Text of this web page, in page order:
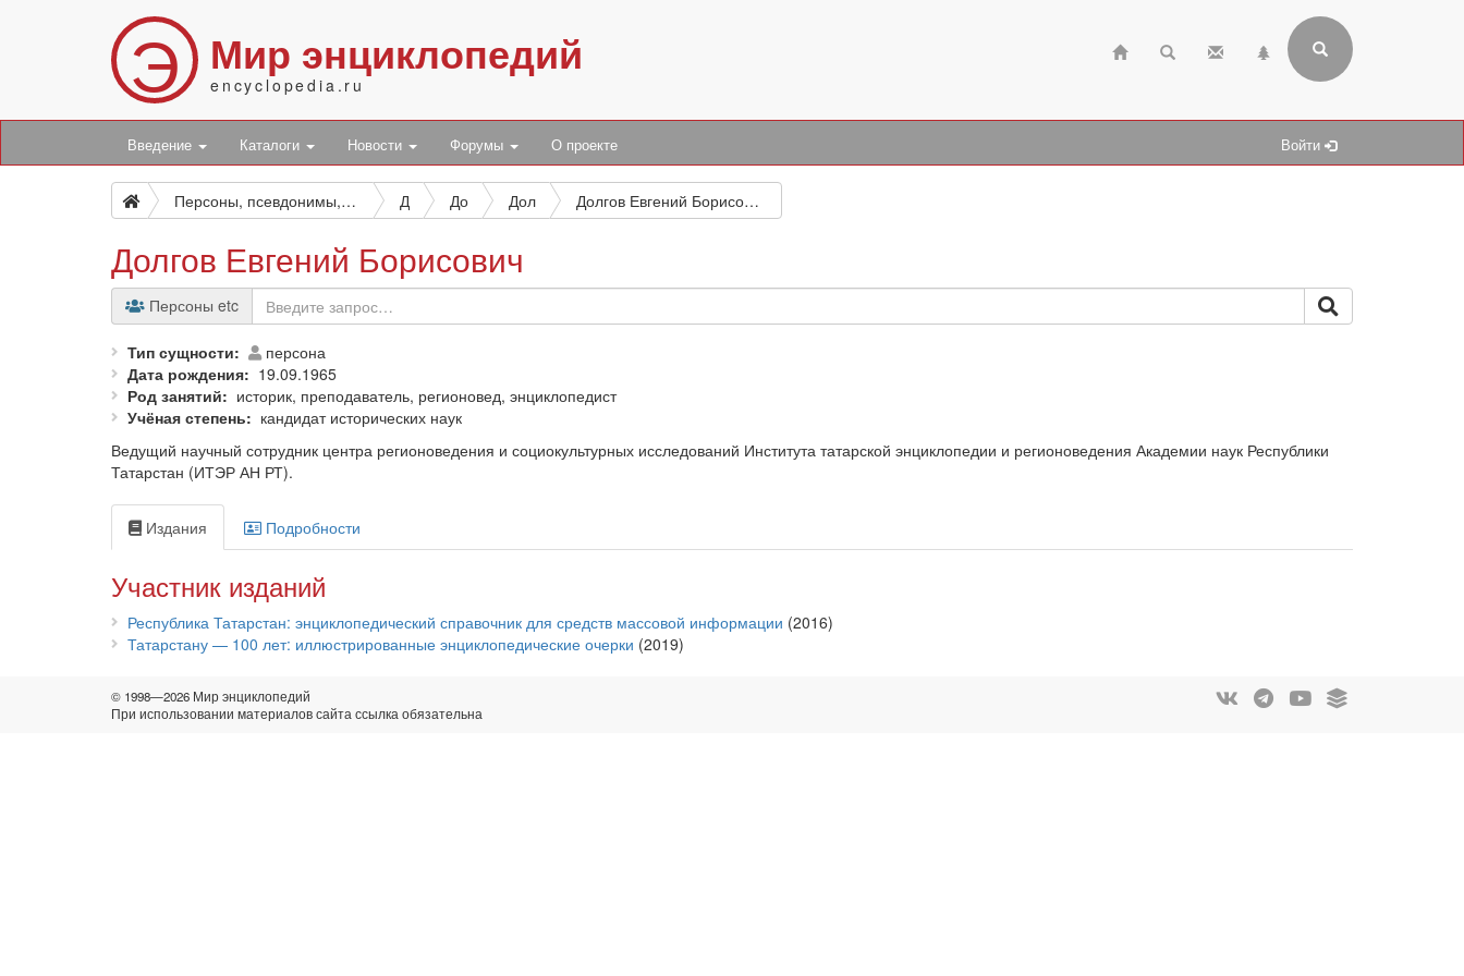
Э Мир энциклопедий
encyclopedia.ru
Введение Каталоги Новости Форумы О проекте Войти
Персоны, псевдонимы, персонажи и боты Д До Дол Долгов Евгений Борисович
Долгов Евгений Борисович
Персоны etc
Тип сущности
персона
Дата рождения
19.09.1965
Род занятий
историк, преподаватель, регионовед, энциклопедист
Учёная степень
кандидат исторических наук
Ведущий научный сотрудник центра регионоведения и социокультурных исследований Института татарской энциклопедии и регионоведения Академии наук Республики
Татарстан (ИТЭР АН РТ).
Издания Подробности
Участник изданий
Республика Татарстан: энциклопедический справочник для средств массовой информации (2016)
Татарстану — 100 лет: иллюстрированные энциклопедические очерки (2019)
© 1998—2026 Мир энциклопедий
При использовании материалов сайта ссылка обязательна